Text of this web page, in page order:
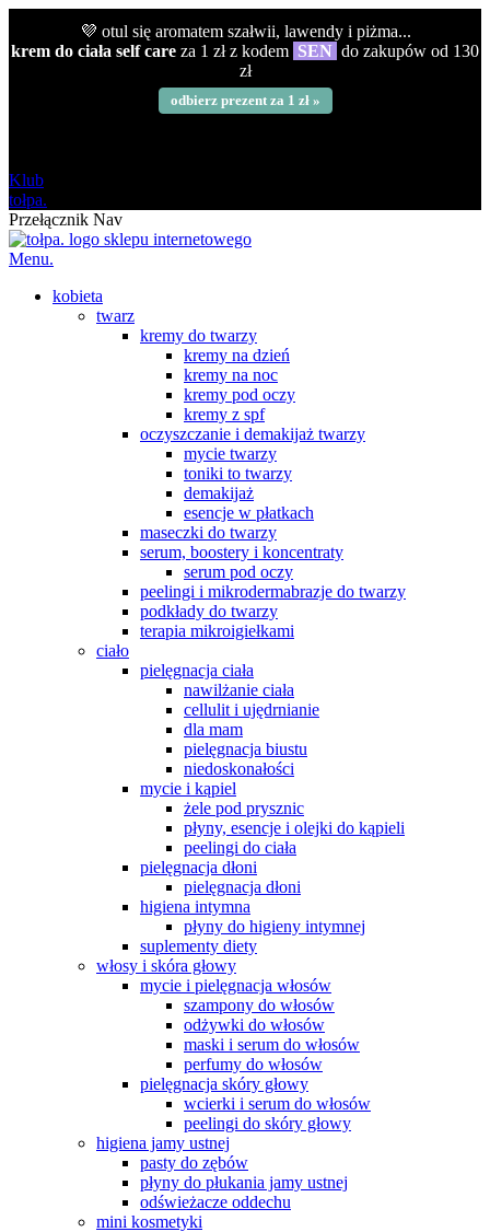
💜 otul się aromatem szałwii, lawendy i piżma...
krem do ciała self care za 1 zł z kodem SEN do zakupów od 130
zł
odbierz prezent za 1 zł »
Klub
tołpa.
Przełącznik Nav
Menu.
kobieta
twarz
kremy do twarzy
kremy na dzień
kremy na noc
kremy pod oczy
kremy z spf
oczyszczanie i demakijaż twarzy
mycie twarzy
toniki to twarzy
demakijaż
esencje w płatkach
maseczki do twarzy
serum, boostery i koncentraty
serum pod oczy
peelingi i mikrodermabrazje do twarzy
podkłady do twarzy
terapia mikroigiełkami
ciało
pielęgnacja ciała
nawilżanie ciała
cellulit i ujędrnianie
dla mam
pielęgnacja biustu
niedoskonałości
mycie i kąpiel
żele pod prysznic
płyny, esencje i olejki do kąpieli
peelingi do ciała
pielęgnacja dłoni
pielęgnacja dłoni
higiena intymna
płyny do higieny intymnej
suplementy diety
włosy i skóra głowy
mycie i pielęgnacja włosów
szampony do włosów
odżywki do włosów
maski i serum do włosów
perfumy do włosów
pielęgnacja skóry głowy
wcierki i serum do włosów
peelingi do skóry głowy
higiena jamy ustnej
pasty do zębów
płyny do płukania jamy ustnej
odświeżacze oddechu
mini kosmetyki